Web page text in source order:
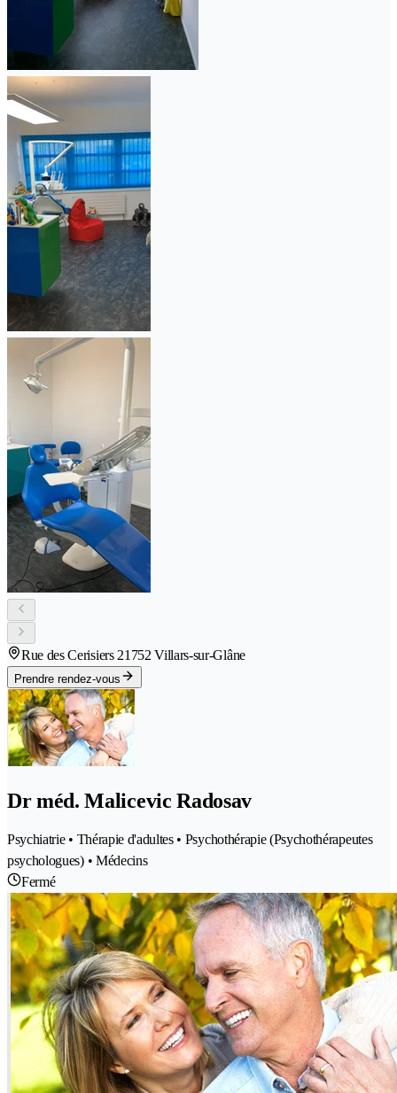
Rue des Cerisiers 21752 Villars-sur-Glâne
Prendre rendez-vous
Dr méd. Malicevic Radosav
Psychiatrie • Thérapie d'adultes • Psychothérapie (Psychothérapeutes
psychologues) • Médecins
Fermé